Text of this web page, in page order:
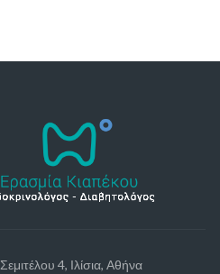
Σεμιτέλου 4, Ιλίσια, Αθήνα